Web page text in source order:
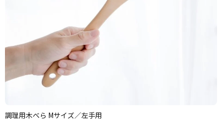
調理用木べら Mサイズ／左手用